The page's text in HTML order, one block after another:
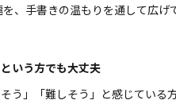
を、手書きの温もりを通して広げ
いう方でも大丈夫
そう」「難しそう」と感じてい